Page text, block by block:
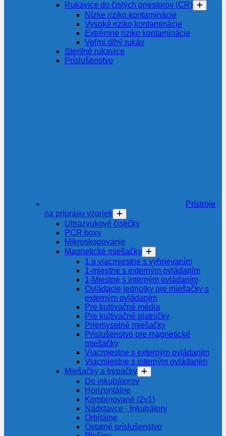
Rukavice do čistých priestorov (CR)
Nízke riziko kontaminácie
Vysoké riziko kontaminácie
Extrémne riziko kontaminácie
Veľmi dlhý rukáv
Sterilné rukavice
Príslušenstvo
Prístroje
na prípravu vzoriek
Ultrazvukové čističky
PCR boxy
Mikroskopovanie
Magnetické miešačky
1 a viacmiestne s vyhrievaním
1-miestne s externým ovládaním
1-Miestne s interným ovládaním
Ovládacie jednotky pre miešačky s
externým ovládaním
Pre kultivačné média
Pre kultivačné platničky
Priemyselné miešačky
Príslušenstvo pre magnetické
miešačky
Viacmiestne s externým ovládaním
Viacmiestne s interným ovládaním
Miešačky a trepačky
Do inkubátorov
Horizontálne
Kombinované (2v1)
Nádstavce - Inkubátory
Orbitálne
Ostatné príslušenstvo